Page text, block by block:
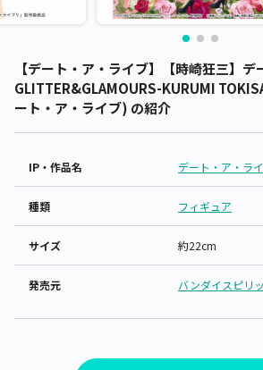
【デート・ア・ライブ】【時崎狂三】
GLITTER&GLAMOURS-KURUMI
ート・ア・ライブ) の紹介
IP・作品名 デート・ア・ラ
種類 フィギュア
サイズ 約22cm
発売元 バンダイスピリ